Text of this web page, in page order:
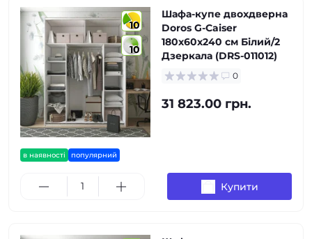
10
10
в наявності популярний
Шафа-купе двохдверна
Doros G-Caiser
180х60х240 см Білий/2
Дзеркала (DRS-011012)
0
31 823.00 грн.
Купити